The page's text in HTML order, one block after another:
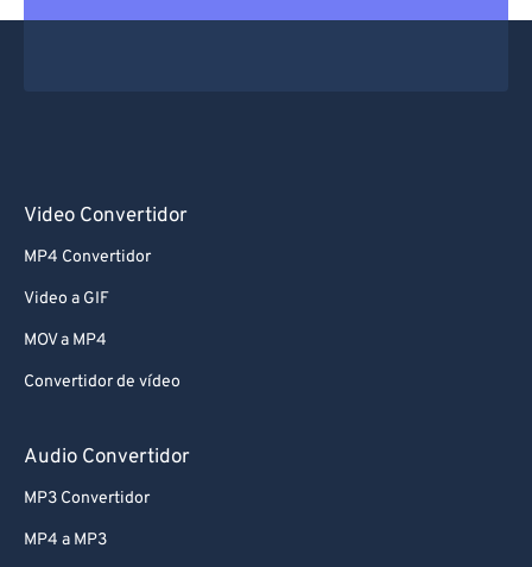
Video Convertidor
MP4 Convertidor
Video a GIF
MOV a MP4
Convertidor de vídeo
Audio Convertidor
MP3 Convertidor
MP4 a MP3